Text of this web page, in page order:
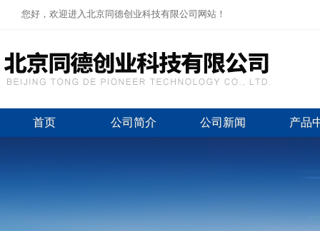
您好，欢迎进入北京同德创业科技有限公司网站！
首页 公司简介 公司新闻 产品